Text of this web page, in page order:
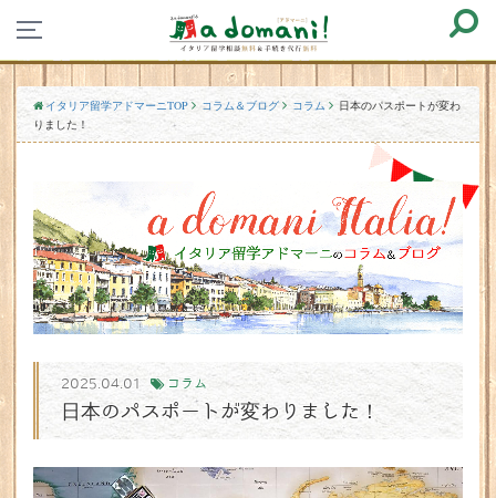
イタリア留学アドマーニTOP コラム＆ブログ コラム
日本のパスポートが変わ
りました！
2025.04.01 コラム
日本のパスポートが変わりました！